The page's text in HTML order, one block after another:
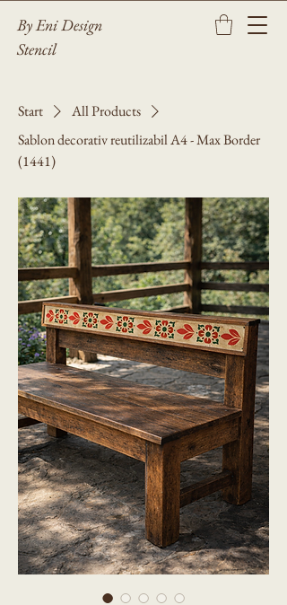
By Eni Design
Stencil
Start
All Products
Sablon decorativ reutilizabil A4 - Max Border
(1441)